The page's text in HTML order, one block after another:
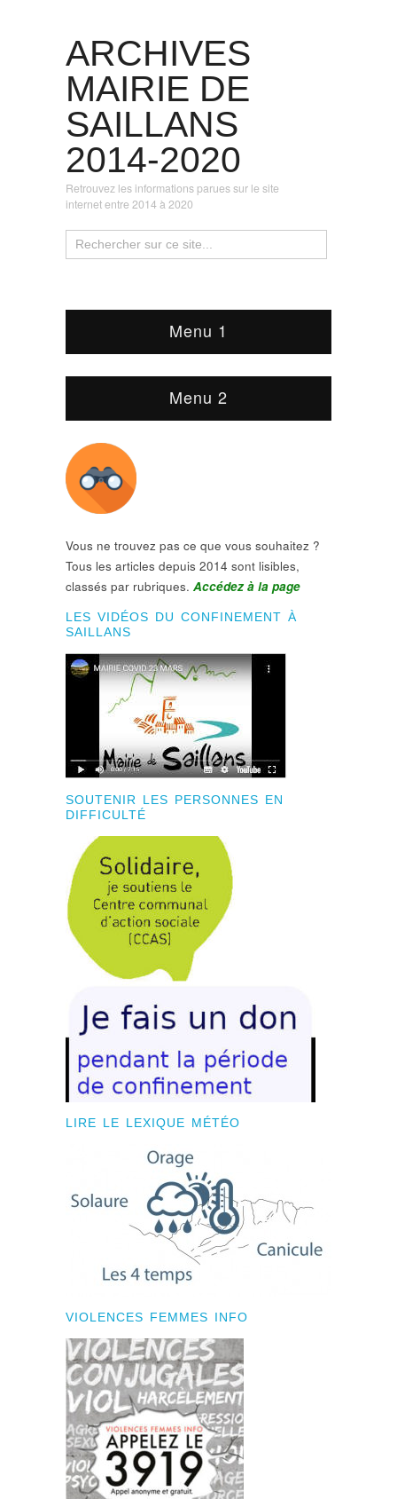
ARCHIVES
MAIRIE DE
SAILLANS
2014-2020
Retrouvez les informations parues sur le site
internet entre 2014 à 2020
Menu 1
Menu 2
Vous ne trouvez pas ce que vous souhaitez ?
Tous les articles depuis 2014 sont lisibles,
classés par rubriques. Accédez à la page
LES VIDÉOS DU CONFINEMENT À
SAILLANS
SOUTENIR LES PERSONNES EN
DIFFICULTÉ
LIRE LE LEXIQUE MÉTÉO
VIOLENCES FEMMES INFO